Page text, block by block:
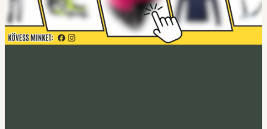
Acerbis akció
Fedezd fel